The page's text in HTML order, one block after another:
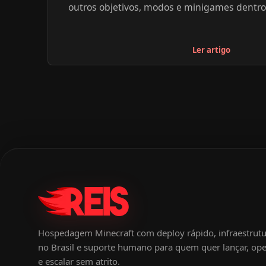
outros objetivos, modos e minigames
explorar. Navegue com calma, atente para as
servidor e escolha o que parece mais ideal
Ler artigo
Hospedagem Minecraft com deploy rápido,
no Brasil e suporte humano para quem quer lançar,
e escalar sem atrito.